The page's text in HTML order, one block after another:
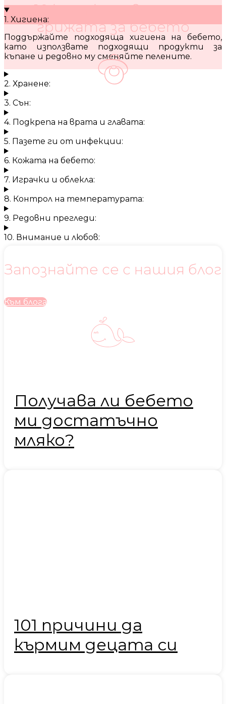
10 кратки съвета за
грижата за бебето
1. Хигиена:
Поддържайте подходяща хигиена на бебето,
като използвате подходящи продукти за
къпане и редовно му сменяйте пелените.
2. Хранене:
3. Сън:
4. Подкрепа на врата и главата:
5. Пазете ги от инфекции:
6. Кожата на бебето:
7. Играчки и облекла:
8. Контрол на температурата:
9. Редовни прегледи:
10. Внимание и любов:
Запознайте се с нашия блог
Към блога
Получава ли бебето
ми достатъчно
мляко?
101 причини да
кърмим децата си